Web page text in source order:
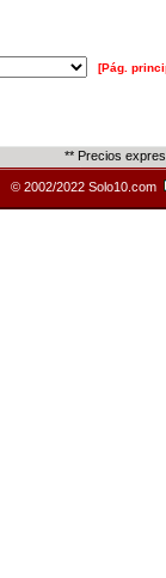
[Pág.
** Precios
© 2002/2022 Solo10.com